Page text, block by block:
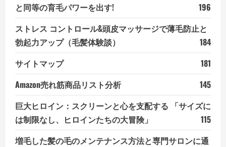
と同等の育毛パワーを出す!
196
ストレス コントロール&頭皮マッサージで薄毛防止と
勃起力アップ（毛髪体験談）
184
サイトマップ
181
Amazon売れ筋商品リスト分析
145
巨大ヒロイン：スクリーンと心を支配する 「サイズに
は制限なし、ヒロインたちの大冒険」
115
増毛した髪の毛のメンテナンス方法と専門サロンに通